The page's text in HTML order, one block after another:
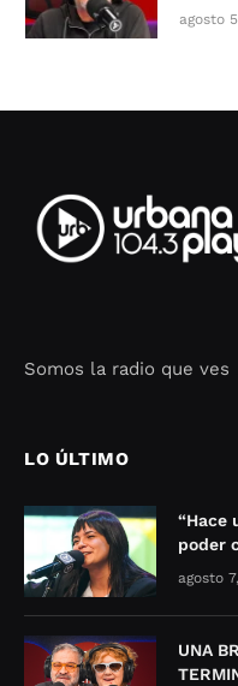
agosto
Somos la radio que ves
LO ÚLTIMO
“Hace
poder
agosto
UNA